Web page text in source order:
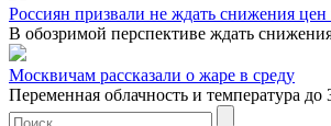
Россиян призвали не ждать снижения
В обозримой перспективе ждать
Москвичам рассказали о жаре в среду
Переменная облачность и температура